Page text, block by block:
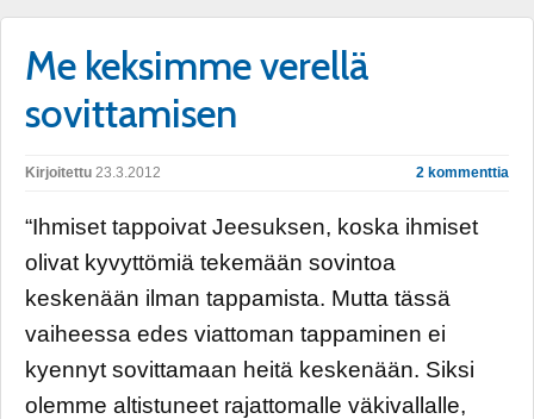
Me keksimme verellä
sovittamisen
Kirjoitettu 23.3.2012 2 kommenttia
“Ihmiset tappoivat Jeesuksen, koska ihmiset
olivat kyvyttömiä tekemään sovintoa
keskenään ilman tappamista. Mutta tässä
vaiheessa edes viattoman tappaminen ei
kyennyt sovittamaan heitä keskenään. Siksi
olemme altistuneet rajattomalle väkivallalle,